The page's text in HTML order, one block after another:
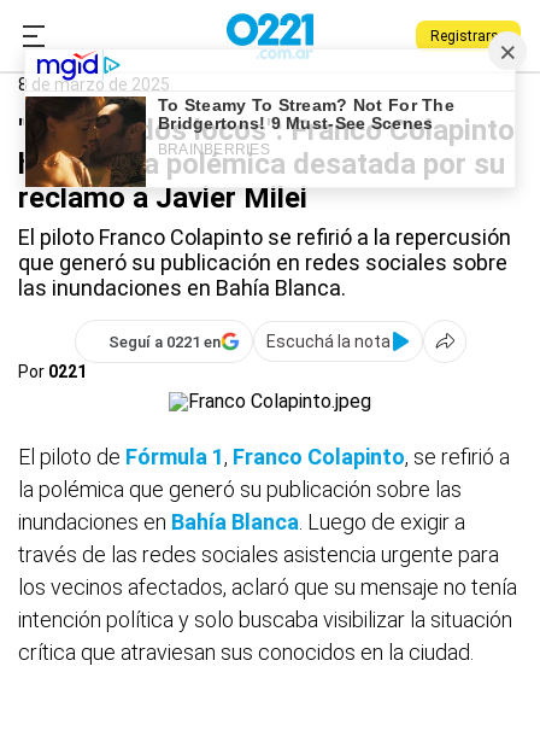
Registrarse
0221.com.ar Provincia
8 de marzo de 2025
"Están todos locos": Franco Colapinto
habló de la polémica desatada por su
reclamo a Javier Milei
El piloto Franco Colapinto se refirió a la repercusión
que generó su publicación en redes sociales sobre
las inundaciones en Bahía Blanca.
Seguí a 0221 en
Escuchá la nota
Por 0221
El piloto de Fórmula 1, Franco Colapinto, se refirió a
la polémica que generó su publicación sobre las
inundaciones en Bahía Blanca . Luego de exigir a
través de las redes sociales asistencia urgente para
los vecinos afectados, aclaró que su mensaje no tenía
intención política y solo buscaba visibilizar la situación
crítica que atraviesan sus conocidos en la ciudad.